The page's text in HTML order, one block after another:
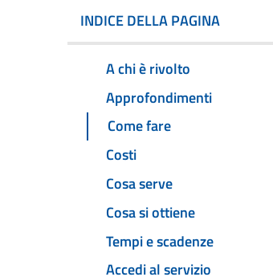
INDICE DELLA PAGINA
A chi è rivolto
Approfondimenti
Come fare
Costi
Cosa serve
Cosa si ottiene
Tempi e scadenze
Accedi al servizio